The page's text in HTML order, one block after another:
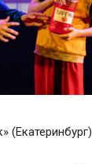
(Екатеринбург)